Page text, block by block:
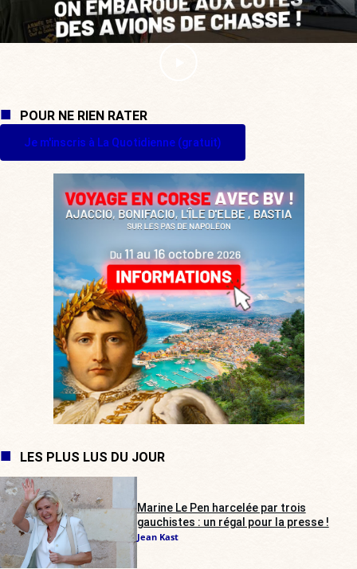
POUR NE RIEN RATER
Je m'inscris à La Quotidienne (gratuit)
LES PLUS LUS DU JOUR
Marine Le Pen harcelée par trois
gauchistes : un régal pour la presse !
Jean Kast